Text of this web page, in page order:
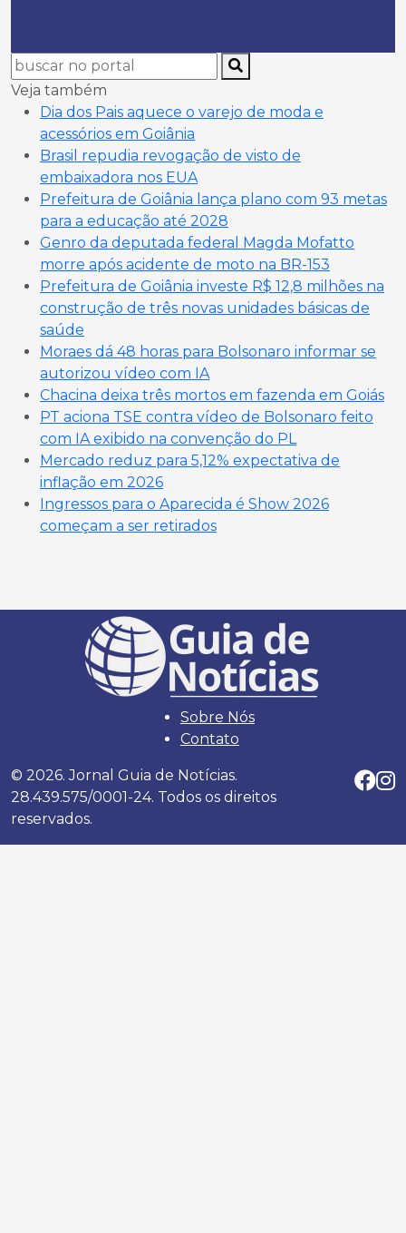
Veja também
Dia dos Pais aquece o varejo de moda e
acessórios em Goiânia
Brasil repudia revogação de visto de
embaixadora nos EUA
Prefeitura de Goiânia lança plano com 93 metas
para a educação até 2028
Genro da deputada federal Magda Mofatto
morre após acidente de moto na BR-153
Prefeitura de Goiânia investe R$ 12,8 milhões na
construção de três novas unidades básicas de
saúde
Moraes dá 48 horas para Bolsonaro informar se
autorizou vídeo com IA
Chacina deixa três mortos em fazenda em Goiás
PT aciona TSE contra vídeo de Bolsonaro feito
com IA exibido na convenção do PL
Mercado reduz para 5,12% expectativa de
inflação em 2026
Ingressos para o Aparecida é Show 2026
começam a ser retirados
Sobre Nós
Contato
© 2026. Jornal Guia de Notícias.
28.439.575/0001-24. Todos os direitos
reservados.